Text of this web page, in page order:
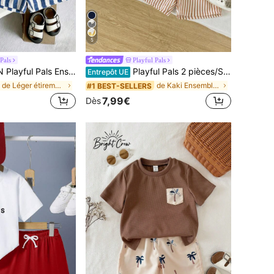
pour garçon avec t-shirt à manches courtes imprimé lettres et citrons, et short
de Léger étirement Ensemble de t-shirts pour jeune
5
Playful Pals
Entrepôt UE Playful Pals 2 pièces/Set Top décontracté à col rond et manches raglan avec motif graphique pour jeunes garçons et short rayé, tenue d'été pour la plage, les vacances et les voyages en plein air
#1 BEST-SELLERS de Kaki Ensembles pour jeunes garçons
Dès7,99€